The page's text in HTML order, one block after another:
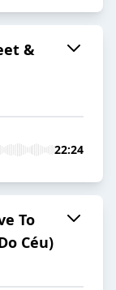
&
22:24
To
Céu)